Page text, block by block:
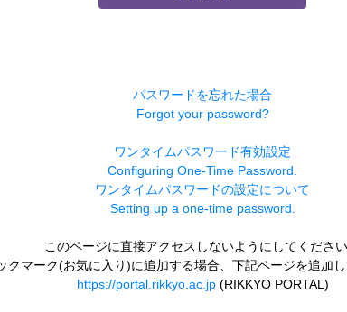
パスワードを忘れた場合
Forgot your password?
ワンタイムパスワード有効設定
Configuring One-Time Password.
ワンタイムパスワードの設定について
Setting up a one-time password.
このページに直接アクセスしないようにしてください
クマーク(お気に入り)に追加する場合、下記ページを追加し
https://portal.rikkyo.ac.jp(RIKKYO PORTAL)